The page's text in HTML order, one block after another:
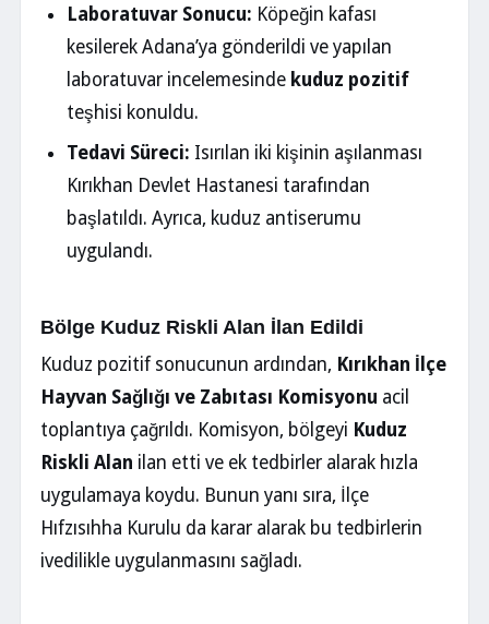
Laboratuvar Sonucu: Köpeğin kafası
kesilerek Adana’ya gönderildi ve yapılan
laboratuvar incelemesinde kuduz pozitif
teşhisi konuldu.
Tedavi Süreci: Isırılan iki kişinin aşılanması
Kırıkhan Devlet Hastanesi tarafından
başlatıldı. Ayrıca, kuduz antiserumu
uygulandı.
Bölge Kuduz Riskli Alan İlan Edildi
Kuduz pozitif sonucunun ardından, Kırıkhan İlçe
Hayvan Sağlığı ve Zabıtası Komisyonu acil
toplantıya çağrıldı. Komisyon, bölgeyi Kuduz
Riskli Alan ilan etti ve ek tedbirler alarak hızla
uygulamaya koydu. Bunun yanı sıra, İlçe
Hıfzısıhha Kurulu da karar alarak bu tedbirlerin
ivedilikle uygulanmasını sağladı.